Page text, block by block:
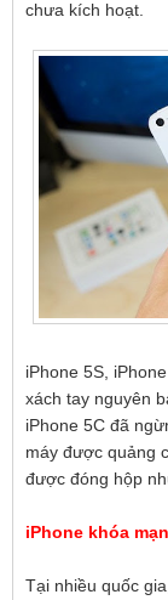
chưa kích hoạt.
iPhone 5S,
xách tay nguyên
iPhone 5C đã
máy được quảng
được đóng hộp
iPhone khóa
Tại nhiều quốc